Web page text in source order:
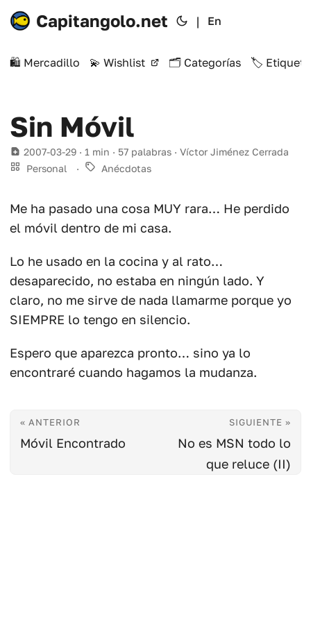
Capitangolo.net | En
🛍️ Mercadillo 💫 Wishlist 🗂️ Categorías 🏷️
Sin Móvil
2007-03-29 · 1 min · 57 palabras · Víctor Jiménez Cerrada
Personal
· Anécdotas
Me ha pasado una cosa MUY rara… He perdido
el móvil dentro de mi casa.
Lo he usado en la cocina y al rato…
desaparecido, no estaba en ningún lado. Y
claro, no me sirve de nada llamarme porque yo
SIEMPRE lo tengo en silencio.
Espero que aparezca pronto… sino ya lo
encontraré cuando hagamos la mudanza.
« ANTERIOR
Móvil Encontrado
SIGUIENTE »
No es MSN todo lo
que reluce (II)